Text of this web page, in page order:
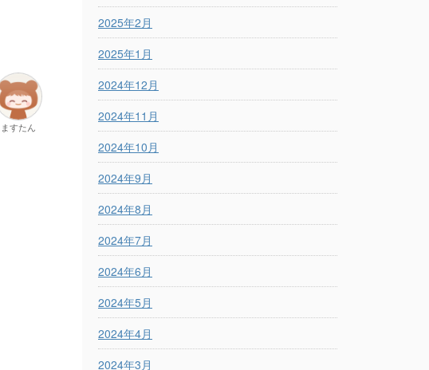
ますたん
2025年2月
2025年1月
2024年12月
2024年11月
2024年10月
2024年9月
2024年8月
2024年7月
2024年6月
2024年5月
2024年4月
2024年3月